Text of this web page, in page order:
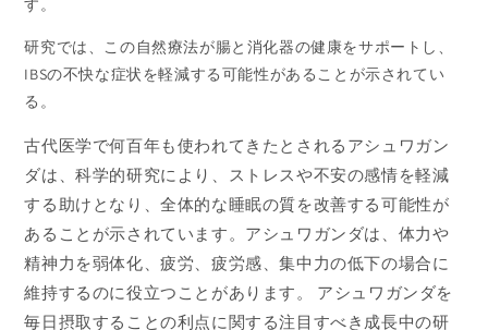
す。
研究では、この自然療法が腸と消化器の健康をサポートし、
IBSの不快な症状を軽減する可能性があることが示されてい
る。
古代医学で何百年も使われてきたとされるアシュワガン
ダは、科学的研究により、ストレスや不安の感情を軽減
する助けとなり、全体的な睡眠の質を改善する可能性が
あることが示されています。アシュワガンダは、体力や
精神力を弱体化、疲労、疲労感、集中力の低下の場合に
維持するのに役立つことがあります。 アシュワガンダを
毎日摂取することの利点に関する注目すべき成長中の研